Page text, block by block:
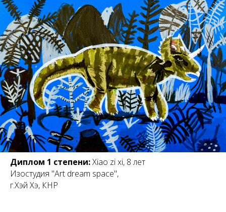
Диплом 1 степени:Xiao zi xi, 8 лет
Изостудия "Art dream space",
г.Хэй Хэ, КНР